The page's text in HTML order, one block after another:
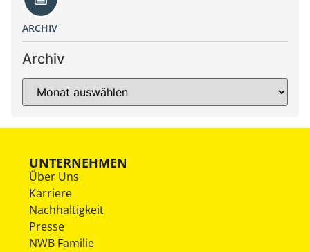
ARCHIV
Archiv
UNTERNEHMEN
Über Uns
Karriere
Nachhaltigkeit
Presse
NWB Familie